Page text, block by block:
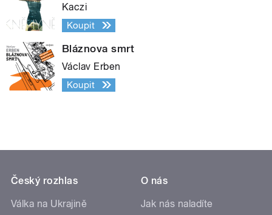
Kaczi
Koupit
Bláznova smrt
Václav Erben
Koupit
Český rozhlas
Válka na Ukrajině
O nás
Jak nás naladíte